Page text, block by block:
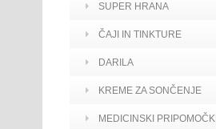
SUPER HRANA
ČAJI IN TINKTURE
DARILA
KREME ZA SONČENJE
MEDICINSKI PRIPOMOČKI